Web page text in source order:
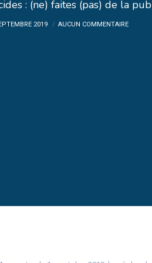
: (ne) faites (pas) de la
2019 AUCUN COMMENTAIRE